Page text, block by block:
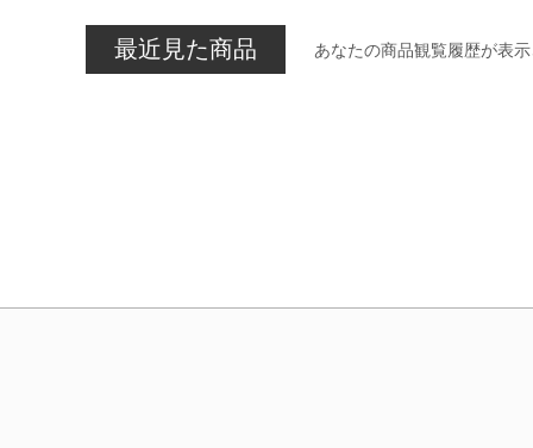
最近見た商品 あなたの商品観覧履歴が表